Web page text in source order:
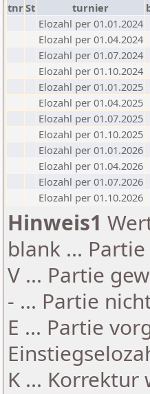
tnrSt turnier
Elozahl per 01.01.2024
Elozahl per 01.04.2024
Elozahl per 01.07.2024
Elozahl per 01.10.2024
Elozahl per 01.01.2025
Elozahl per 01.04.2025
Elozahl per 01.07.2025
Elozahl per 01.10.2025
Elozahl per 01.01.2026
Elozahl per 01.04.2026
Elozahl per 01.07.2026
Elozahl per 01.10.2026
Hinweis1
blank ...
V ... Partie
- ... Partie
E ... Partie
K ...